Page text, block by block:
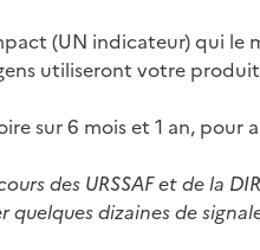
(UN indicateur) qui le
utiliseront votre produit
sur 6 mois et 1 an,
des URSSAF et de la
dizaines de